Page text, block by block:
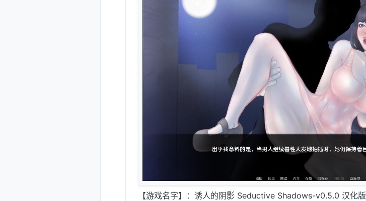
【游戏名字】：诱人的阴影 Seductive Shadows-v0.5.0 汉化版